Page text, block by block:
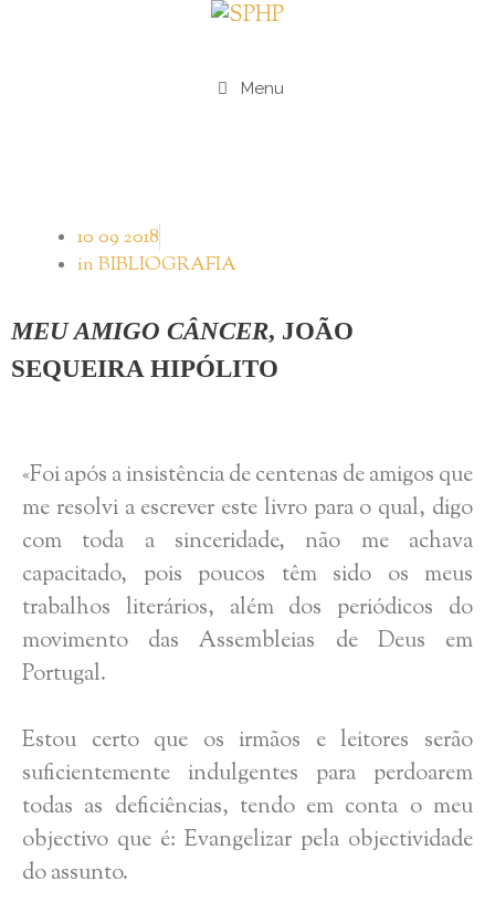
Menu
10 09 2018
inBIBLIOGRAFIA
MEU AMIGO CÂNCER, JOÃO
SEQUEIRA HIPÓLITO
«Foi após a insistência de centenas de amigos que
me resolvi a escrever este livro para o qual, digo
com toda a sinceridade, não me achava
capacitado, pois poucos têm sido os meus
trabalhos literários, além dos periódicos do
movimento das Assembleias de Deus em
Portugal.
Estou certo que os irmãos e leitores serão
suficientemente indulgentes para perdoarem
todas as deficiências, tendo em conta o meu
objectivo que é: Evangelizar pela objectividade
do assunto.